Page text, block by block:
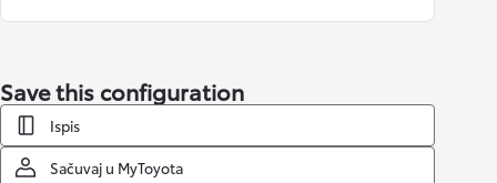
Save this configuration
Ispis
Sačuvaj u MyToyota